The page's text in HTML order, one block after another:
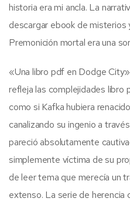
historia era mi ancla. La
descargar ebook de misterios
Premonición mortal era una
«Una libro pdf en Dodge
refleja las complejidades libro
como si Kafka hubiera
canalizando su ingenio a
pareció absolutamente
simplemente víctima de su
de leer tema que merecía un
extenso. La serie de herencia